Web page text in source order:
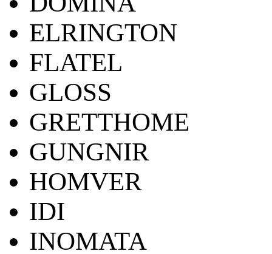
ELRINGTON
FLATEL
GLOSS
GRETTHOME
GUNGNIR
HOMVER
IDI
INOMATA